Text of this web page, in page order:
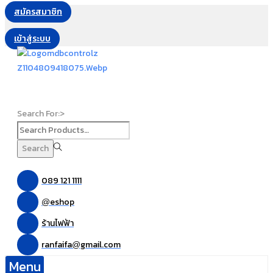
สมัครสมาชิก
เข้าสู่ระบบ
Search For:>
Search
089 121 1111
@eshop
ร้านไฟฟ้า
ranfaifa@gmail.com
Menu